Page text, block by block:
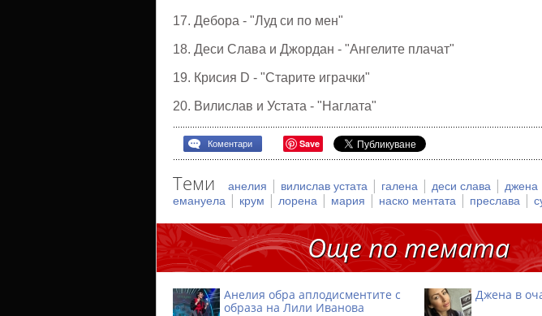
17. Дебора - "Луд си по мен"
18. Деси Слава и Джордан - "Ангелите плачат"
19. Крисия D - "Старите играчки"
20. Вилислав и Устата - "Наглата"
Коментари Save
Теми анелия | вилислав устата | галена | деси слава | джена
емануела | крум | лорена | мария | наско ментата | преслава |
Още по темата
Анелия обра аплодисментите с
образа на Лили Иванова
Джена в